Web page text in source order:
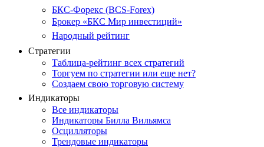
БКС-Форекс (BCS-Forex)
Брокер «БКС Мир инвестиций»
Народный рейтинг
Стратегии
Таблица-рейтинг всех стратегий
Торгуем по стратегии или еще нет?
Создаем свою торговую систему
Индикаторы
Все индикаторы
Индикаторы Билла Вильямса
Осцилляторы
Трендовые индикаторы